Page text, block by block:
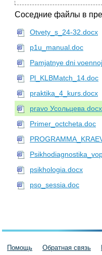
Соседние файлы в
Otvety_s_24-32.docx
p1u_manual.doc
Pamjatnye dni
Pl_KLBMatch_14.doc
praktika_4_kurs.docx
pravo Усольцева.docx
Primer_oсtcheta.doc
psikhologia.docx
pso_sessia.doc
Помощь Обратная связь